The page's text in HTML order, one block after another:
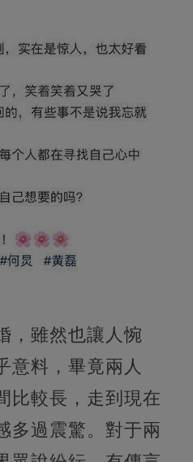
，雖然也讓人惋
意料，畢竟兩人
比較長，走到現在
多過震驚。對于兩